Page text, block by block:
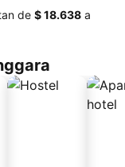
de ‎$ 18.638 a